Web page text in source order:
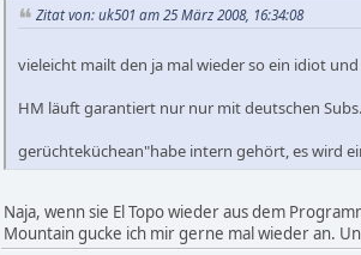
Zitat von: uk501 am 25 März 2008, 16:34:08
vieleicht mailt den ja mal wieder so ein idiot
HM läuft garantiert nur nur mit deutschen
gerüchteküchean"habe intern gehört, es wird
Naja, wenn sie El Topo wieder aus dem
Mountain gucke ich mir gerne mal wieder an.